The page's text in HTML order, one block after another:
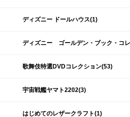
ディズニー ドールハウス(1)
ディズニー ゴールデン・ブック・コ
歌舞伎特選DVDコレクション(53)
宇宙戦艦ヤマト2202(3)
はじめてのレザークラフト(1)